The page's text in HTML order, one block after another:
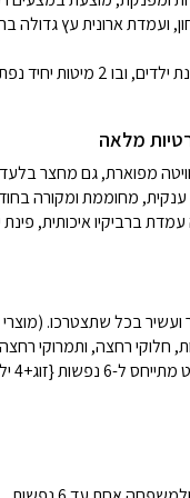
טלוויזיה ומיזוג אוויר.
מלאה
ברביקיו איכותית, פינת